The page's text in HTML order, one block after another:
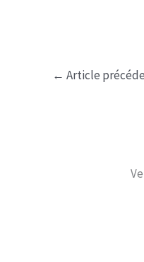
← Article